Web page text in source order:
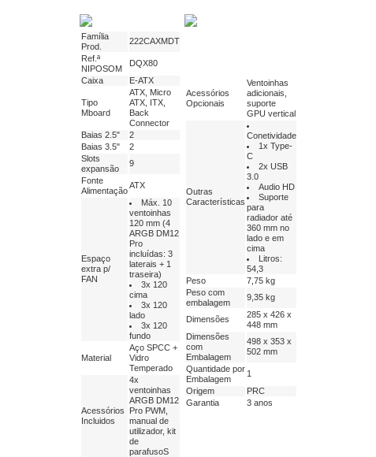
Família
Prod.
222CAXMDT
Ref.ª
NIPOSOM
DQX80
Caixa
E-ATX
Tipo
Mboard
ATX, Micro
ATX, ITX,
Back
Connector
Baias 2.5"
2
Baias 3.5"
2
Slots
expansão
9
Fonte
Alimentação
ATX
Espaço
extra p/
FAN
Máx. 10
ventoinhas
120 mm (4
ARGB DM12
Pro
incluídas: 3
laterais + 1
traseira)
3x 120
cima
3x 120
lado
3x 120
fundo
Material
Aço SPCC +
Vidro
Temperado
Acessórios
Incluidos
4x
ventoinhas
ARGB DM12
Pro PWM,
manual de
utilizador, kit
de
parafusoS
Acessórios
Opcionais
Ventoinhas
adicionais,
suporte
GPU vertical
Outras
Características
Conetividade
1x Type-
C
2x USB
3.0
Audio HD
Suporte
para
radiador até
360 mm no
lado e em
cima
Litros:
54,3
Peso
7,75 kg
Peso com
embalagem
9,35 kg
Dimensões
285 x 426 x
448 mm
Dimensões
com
Embalagem
498 x 353 x
502 mm
Quantidade por
Embalagem
1
Origem
PRC
Garantia
3 anos